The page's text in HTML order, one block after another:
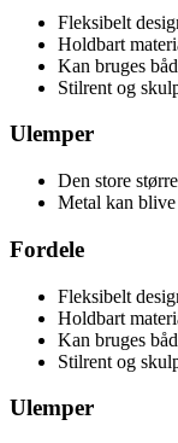
Fleksibelt
Holdbart
Kan bruges
Stilrent og
Ulemper
Den store
Metal kan
Fordele
Fleksibelt
Holdbart
Kan bruges
Stilrent og
Ulemper